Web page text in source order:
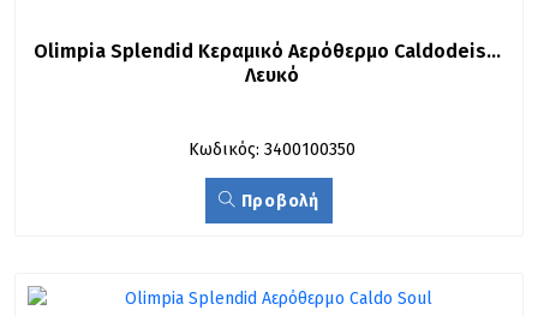
Olimpia Splendid Κεραμικό Αερόθερμο Caldodeisgn
Λευκό
Κωδικός: 3400100350
Προβολή